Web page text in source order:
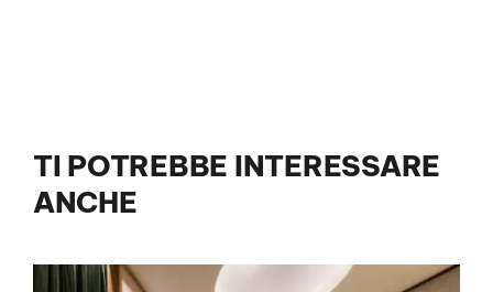
TI POTREBBE INTERESSARE
ANCHE